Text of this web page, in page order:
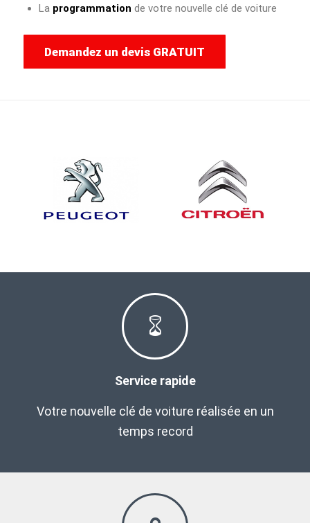
La programmation de votre nouvelle clé de voiture
Demandez un devis GRATUIT
Service rapide
Votre nouvelle clé de voiture réalisée en un
temps record